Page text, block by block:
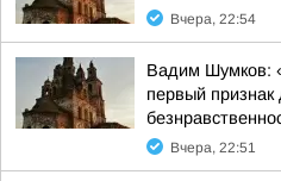
Вчера, 22:54
Вадим Шумков:
первый признак
Вчера, 22:51